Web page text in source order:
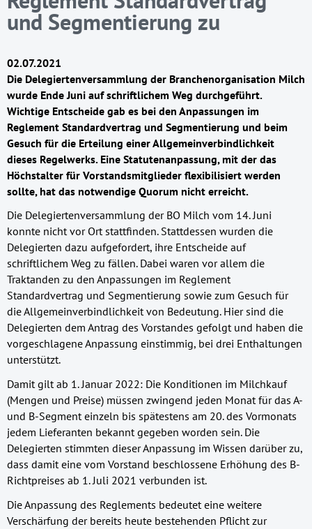
und Segmentierung zu
02.07.2021
Die Delegiertenversammlung der Branchenorganisation Milch
wurde Ende Juni auf schriftlichem Weg durchgeführt.
Wichtige Entscheide gab es bei den Anpassungen im
Reglement Standardvertrag und Segmentierung und beim
Gesuch für die Erteilung einer Allgemeinverbindlichkeit
dieses Regelwerks. Eine Statutenanpassung, mit der das
Höchstalter für Vorstandsmitglieder flexibilisiert werden
sollte, hat das notwendige Quorum nicht erreicht.
Die Delegiertenversammlung der BO Milch vom 14. Juni
konnte nicht vor Ort stattfinden. Stattdessen wurden die
Delegierten dazu aufgefordert, ihre Entscheide auf
schriftlichem Weg zu fällen. Dabei waren vor allem die
Traktanden zu den Anpassungen im Reglement
Standardvertrag und Segmentierung sowie zum Gesuch für
die Allgemeinverbindlichkeit von Bedeutung. Hier sind die
Delegierten dem Antrag des Vorstandes gefolgt und haben die
vorgeschlagene Anpassung einstimmig, bei drei Enthaltungen
unterstützt.
Damit gilt ab 1. Januar 2022: Die Konditionen im Milchkauf
(Mengen und Preise) müssen zwingend jeden Monat für das A-
und B-Segment einzeln bis spätestens am 20. des Vormonats
jedem Lieferanten bekannt gegeben worden sein. Die
Delegierten stimmten dieser Anpassung im Wissen darüber zu,
dass damit eine vom Vorstand beschlossene Erhöhung des B-
Richtpreises ab 1. Juli 2021 verbunden ist.
Die Anpassung des Reglements bedeutet eine weitere
Verschärfung der bereits heute bestehenden Pflicht zur